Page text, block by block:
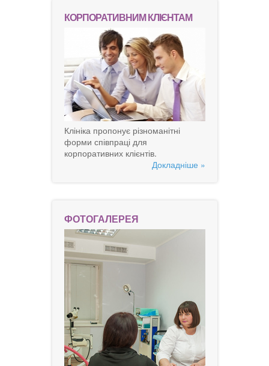
КОРПОРАТИВНИМ КЛІЄНТАМ
Клініка пропонує різноманітні
форми співпраці для
корпоративних клієнтів.
Докладніше »
ФОТОГАЛЕРЕЯ